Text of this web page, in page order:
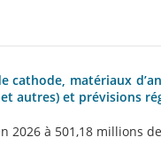
matériaux
autres) et prévisions
à 501,18 millions de